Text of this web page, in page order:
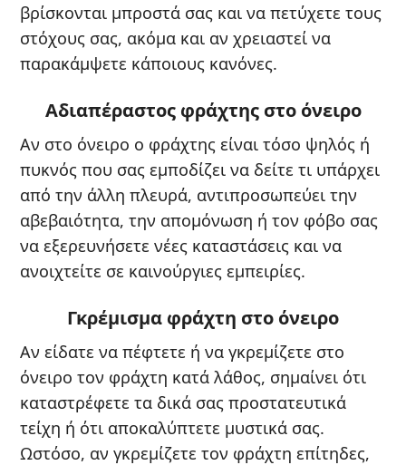
βρίσκονται μπροστά σας και να πετύχετε τους
στόχους σας, ακόμα και αν χρειαστεί να
παρακάμψετε κάποιους κανόνες.
Αδιαπέραστος φράχτης στο όνειρο
Αν στο όνειρο ο φράχτης είναι τόσο ψηλός ή
πυκνός που σας εμποδίζει να δείτε τι υπάρχει
από την άλλη πλευρά, αντιπροσωπεύει την
αβεβαιότητα, την απομόνωση ή τον φόβο σας
να εξερευνήσετε νέες καταστάσεις και να
ανοιχτείτε σε καινούργιες εμπειρίες.
Γκρέμισμα φράχτη στο όνειρο
Αν είδατε να πέφτετε ή να γκρεμίζετε στο
όνειρο τον φράχτη κατά λάθος, σημαίνει ότι
καταστρέφετε τα δικά σας προστατευτικά
τείχη ή ότι αποκαλύπτετε μυστικά σας.
Ωστόσο, αν γκρεμίζετε τον φράχτη επίτηδες,